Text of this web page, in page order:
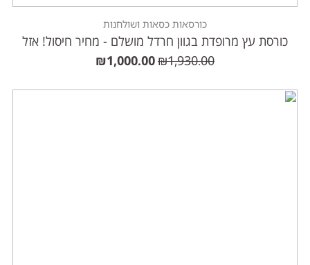
כורסאות כסאות ושולחנות
כורסת עץ מרופדת בגוון חרדל מושלם - מחיר חיסול! אזל
₪1,930.00
₪1,000.00